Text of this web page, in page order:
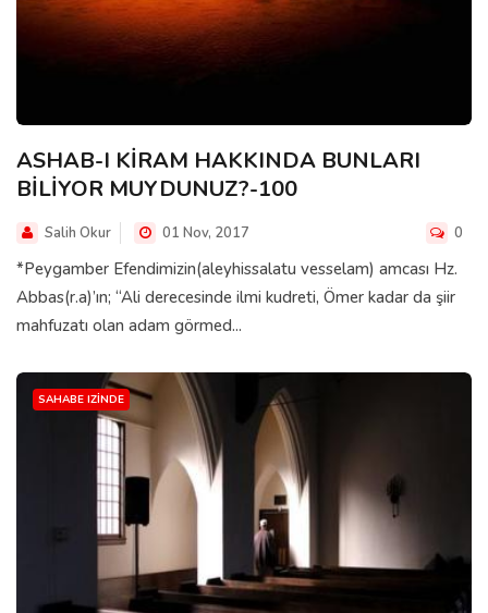
ASHAB-I KİRAM HAKKINDA BUNLARI
BİLİYOR MUYDUNUZ?-100
Salih Okur 01 Nov, 2017 0
*Peygamber Efendimizin(aleyhissalatu vesselam) amcası Hz.
Abbas(r.a)’ın; “Ali derecesinde ilmi kudreti, Ömer kadar da şiir
mahfuzatı olan adam görmed...
SAHABE IZINDE